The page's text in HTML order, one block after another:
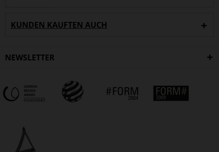
KUNDEN KAUFTEN AUCH
NEWSLETTER